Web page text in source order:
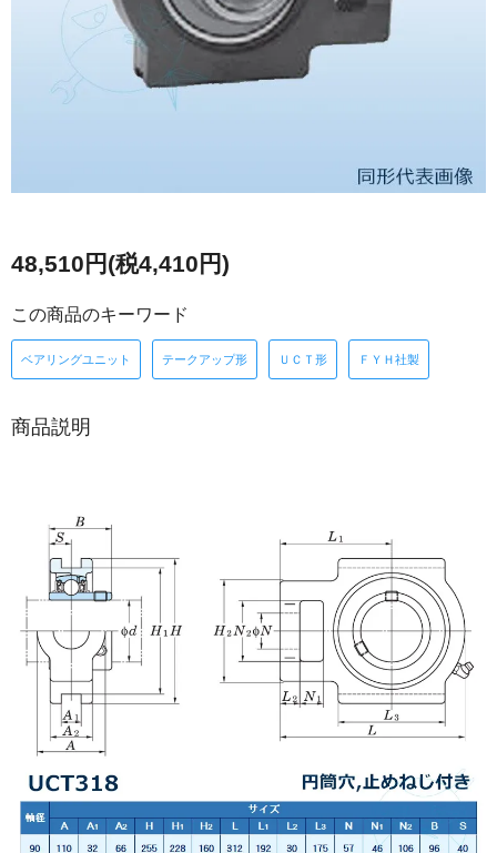
48,510円(税4,410円)
この商品のキーワード
ベアリングユニット テークアップ形 ＵＣＴ形 ＦＹＨ社製
商品説明